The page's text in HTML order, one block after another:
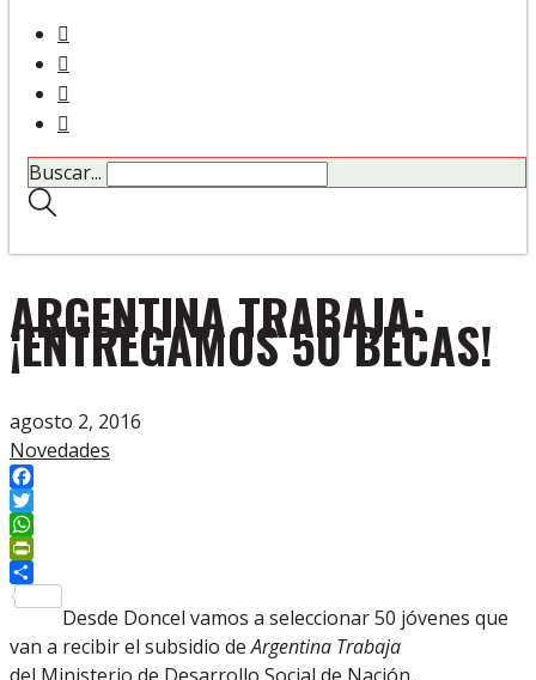
Buscar...
ARGENTINA TRABAJA:
¡ENTREGAMOS 50 BECAS!
agosto 2, 2016
Novedades
Facebook
Twitter
WhatsApp
PrintFriendly
Desde Doncel vamos a seleccionar 50 jóvenes que
van a recibir el subsidio deArgentina Trabaja